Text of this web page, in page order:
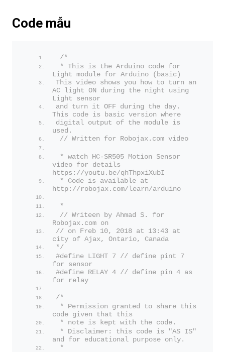
Code mẫu
/*
* This is the Arduino code for
Light module for Arduino (basic)
This video shows you how to turn an
AC light ON during the night using
Light sensor
and turn it OFF during the day.
This code is basic version where
digital output of the module is
used.
// Written for Robojax.com video
* watch HC-SR505 Motion Sensor
video for details
https://youtu.be/qhThpxiXubI
* Code is available at
http://robojax.com/learn/arduino
*
// Writeen by Ahmad S. for
Robojax.com on
// on Freb 10, 2018 at 13:43 at
city of Ajax, Ontario, Canada
*/
#define LIGHT 7 // define pint 7
for sensor
#define RELAY 4 // define pin 4 as
for relay
/*
* Permission granted to share this
code given that this
* note is kept with the code.
* Disclaimer: this code is "AS IS"
and for educational purpose only.
*